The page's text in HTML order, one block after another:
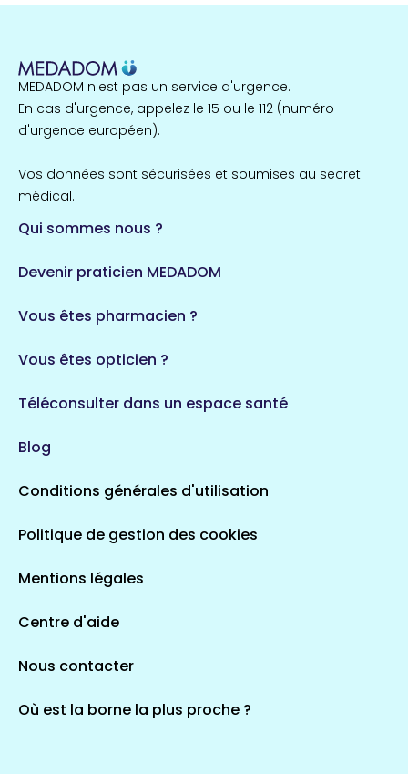
MEDADOM n'est pas un service d'urgence.
En cas d'urgence, appelez le 15 ou le 112 (numéro
d'urgence européen).
Vos données sont sécurisées et soumises au secret
médical.
Qui sommes nous ?
Devenir praticien MEDADOM
Vous êtes pharmacien ?
Vous êtes opticien ?
Téléconsulter dans un espace santé
Blog
Conditions générales d'utilisation
Politique de gestion des cookies
Mentions légales
Centre d'aide
Nous contacter
Où est la borne la plus proche ?